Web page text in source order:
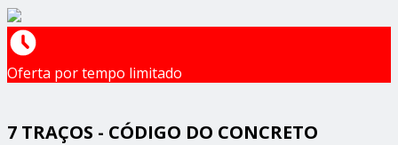
Oferta por tempo limitado
7 TRAÇOS - CÓDIGO DO CONCRETO